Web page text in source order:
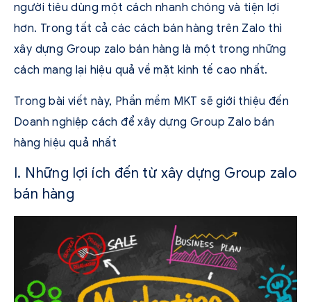
người tiêu dùng một cách nhanh chóng và tiện lợi
hơn. Trong tất cả các cách bán hàng trên Zalo thì
xây dựng Group zalo bán hàng là một trong những
cách mang lại hiệu quả về mặt kinh tế cao nhất.
Trong bài viết này, Phần mềm MKT sẽ giới thiệu đến
Doanh nghiệp cách để xây dựng Group Zalo bán
hàng hiệu quả nhất
I. Những lợi ích đến từ xây dựng Group zalo
bán hàng